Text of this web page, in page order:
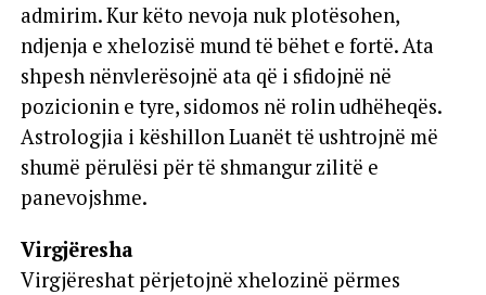
admirim. Kur këto nevoja nuk plotësohen,
ndjenja e xhelozisë mund të bëhet e fortë. Ata
shpesh nënvlerësojnë ata që i sfidojnë në
pozicionin e tyre, sidomos në rolin udhëheqës.
Astrologjia i këshillon Luanët të ushtrojnë më
shumë përulësi për të shmangur zilitë e
panevojshme.
Virgjëresha
Virgjëreshat përjetojnë xhelozinë përmes